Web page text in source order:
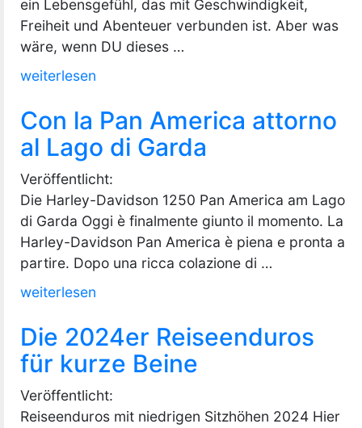
ein Lebensgefühl, das mit Geschwindigkeit,
Freiheit und Abenteuer verbunden ist. Aber was
wäre, wenn DU dieses …
„Know-
Tipps
zum
sicheren
Motorradfahren“
weiterlesen
Con la Pan America attorno
al Lago di Garda
Veröffentlicht:
Die Harley-Davidson 1250 Pan America am Lago
di Garda Oggi è finalmente giunto il momento. La
Harley-Davidson Pan America è piena e pronta a
partire. Dopo una ricca colazione di …
„Con
Pan
America
attorno
al
Lago
weiterlesen
Die 2024er Reiseenduros
für kurze Beine
Veröffentlicht:
Reiseenduros mit niedrigen Sitzhöhen 2024 Hier